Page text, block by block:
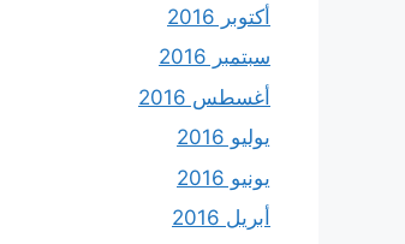
أكتوبر 2016
سبتمبر 2016
أغسطس 2016
يوليو 2016
يونيو 2016
أبريل 2016